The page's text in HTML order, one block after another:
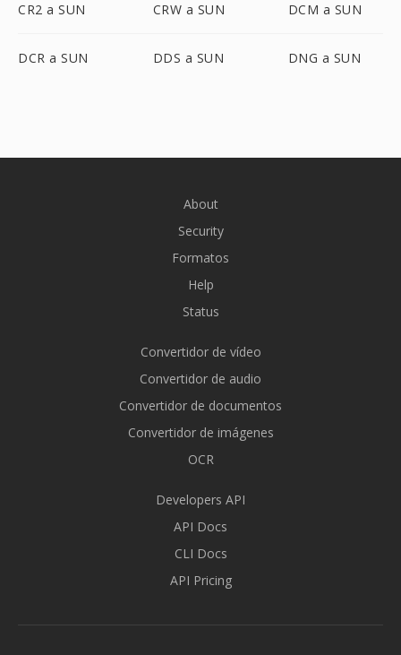
CR2 a SUN CRW a SUN DCM a SUN
DCR a SUN DDS a SUN DNG a SUN
About
Security
Formatos
Help
Status
Convertidor de vídeo
Convertidor de audio
Convertidor de documentos
Convertidor de imágenes
OCR
Developers API
API Docs
CLI Docs
API Pricing